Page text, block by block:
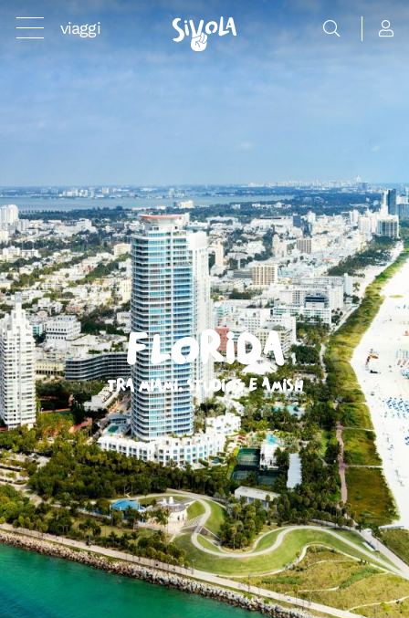
viaggi
Florida
Tra Miami, studios e Amish